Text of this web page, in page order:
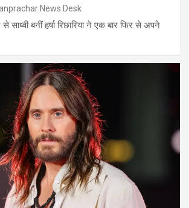
News Desk
बनीं हर्षा रिछारिया ने एक बार फिर से अपने